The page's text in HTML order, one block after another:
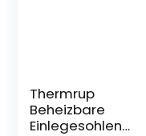
Thermrup
Beheizbare
Einlegesohlen